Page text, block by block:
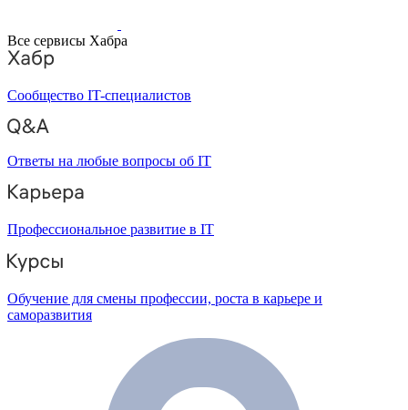
Все сервисы Хабра
Сообщество IT-специалистов
Ответы на любые вопросы об IT
Профессиональное развитие в IT
Обучение для смены профессии, роста в карьере и
саморазвития